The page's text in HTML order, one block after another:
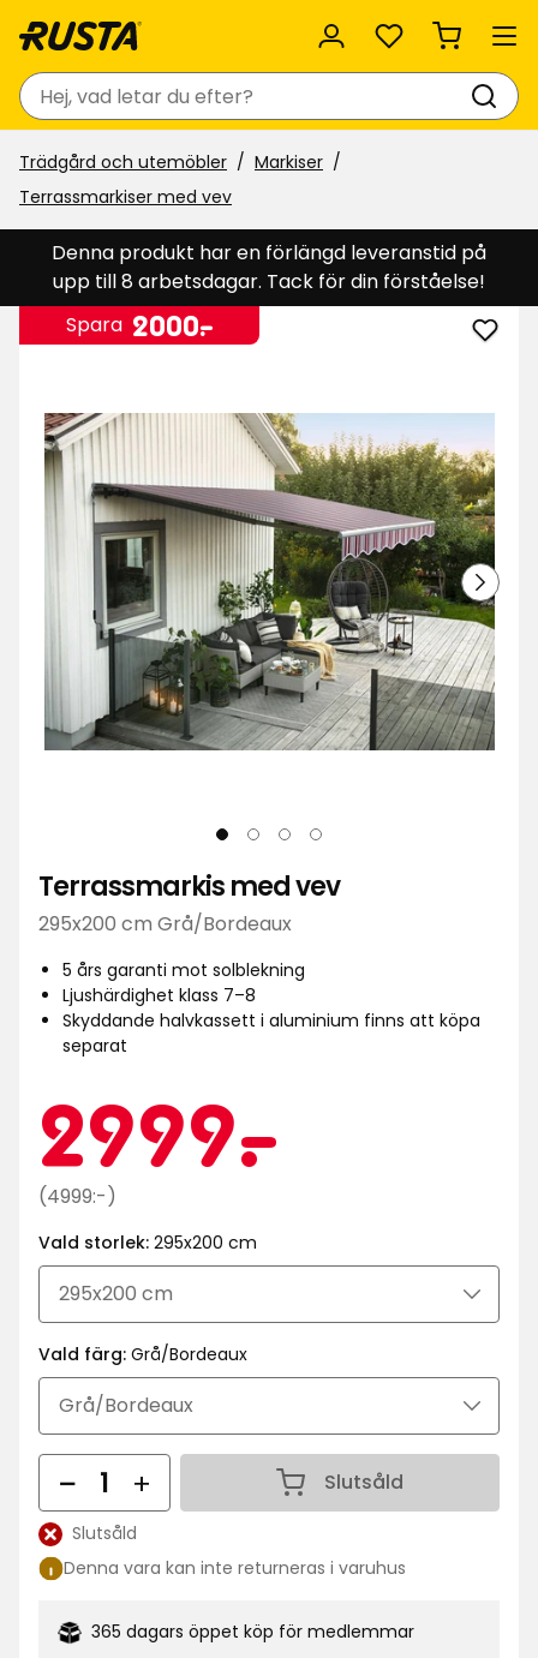
Favoriter
Sök
Trädgård och utemöbler
Markiser
Terrassmarkiser med vev
Denna produkt har en förlängd leveranstid på
upp till 8 arbetsdagar. Tack för din förståelse!
Spara Pris
2000-
.2000
kr
Lägg
vev
i
Terrassmarkis med vev
295x200 cm Grå/Bordeaux
5 års garanti mot solblekning
Ljushärdighet klass 7–8
Skyddande halvkassett i aluminium finns att köpa
separat
2999-
.
Ordinarie
4999
(4999:-)
Vald storlek: 295x200 cm
Vald färg: Grå/Bordeaux
Antal Slutsåld
Antal 1
Lagersaldo:
Slutsåld
Denna vara kan inte returneras i varuhus
365 dagars öppet köp för medlemmar